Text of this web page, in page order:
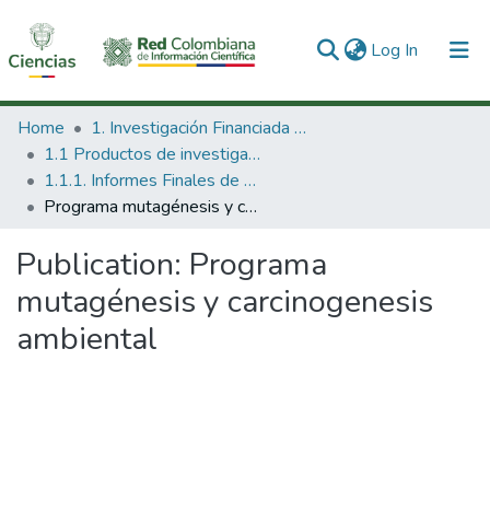
Log In (current)
Communities & Collections
All of DSpace
Statistics
Home
1. Investigación Financiada con Recursos Públicos
1.1 Productos de investigación
1.1.1. Informes Finales de Proyectos de Investigación
Programa mutagénesis y carcinogenesis ambiental
Publication: Programa
mutagénesis y carcinogenesis
ambiental